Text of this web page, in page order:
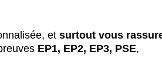
et surtout vous
EP1, EP2, EP3, PSE,